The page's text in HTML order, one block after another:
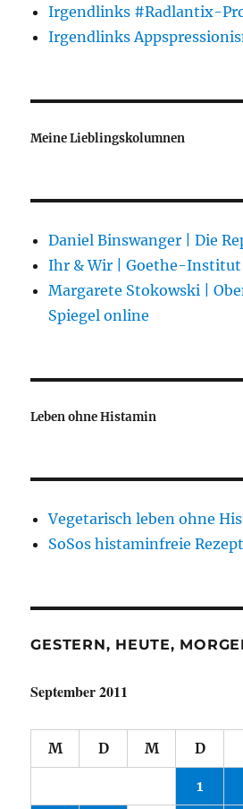
Irgendlinks #Radlantix-
Irgendlinks
Meine Lieblingskolumnen
Daniel Binswanger | Die
Ihr & Wir | Goethe-Institut
Margarete Stokowski |
Spiegel online
Leben ohne Histamin
Vegetarisch leben ohne
SoSos histaminfreie
GESTERN, HEUTE,
September 2011
M D M D
1